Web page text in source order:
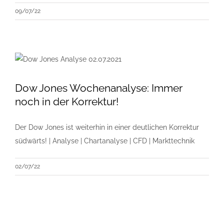
09/07/22
Dow Jones Wochenanalyse: Immer
noch in der Korrektur!
Der Dow Jones ist weiterhin in einer deutlichen Korrektur
südwärts! | Analyse | Chartanalyse | CFD | Markttechnik
02/07/22